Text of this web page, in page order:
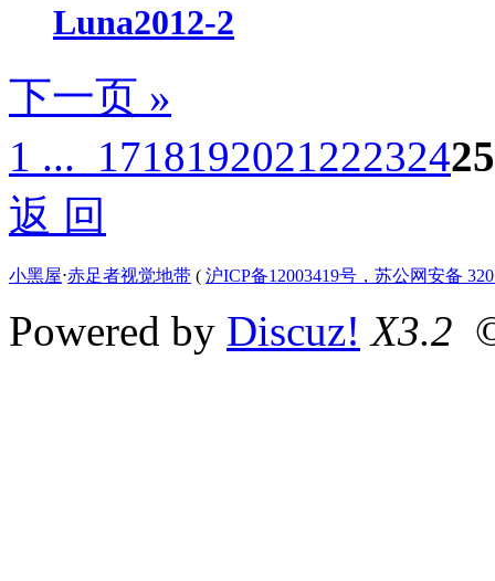
Luna2012-2
下一页 »
1 ... 171819202122232425
返 回
小黑屋⋅赤足者视觉地带 ( 沪ICP备12003419号，苏公网安备
Powered by Discuz! X3.2